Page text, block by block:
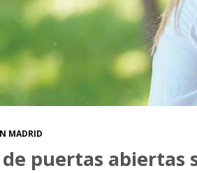
MADRID
de puertas abiertas